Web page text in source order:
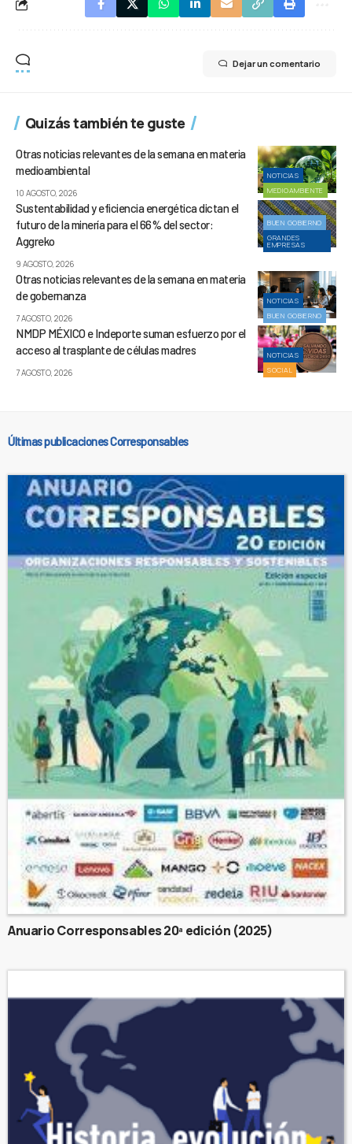
Dejar un comentario
Quizás también te guste
NOTICIAS
MEDIOAMBIENTE
Otras noticias relevantes de la semana en materia
medioambiental
10 AGOSTO, 2026
BUEN GOBIERNO
GRANDES
EMPRESAS
Sustentabilidad y eficiencia energética dictan el
futuro de la minería para el 66% del sector:
Aggreko
9 AGOSTO, 2026
NOTICIAS
BUEN GOBIERNO
Otras noticias relevantes de la semana en materia
de gobernanza
7 AGOSTO, 2026
NOTICIAS
SOCIAL
NMDP MÉXICO e Indeporte suman esfuerzo por el
acceso al trasplante de células madres
7 AGOSTO, 2026
Últimas publicaciones Corresponsables
Anuario Corresponsables 20ª edición (2025)